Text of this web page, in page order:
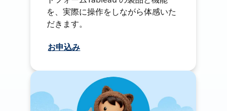
を、実際に操作をしながら体感いた
だきます。
お申込み